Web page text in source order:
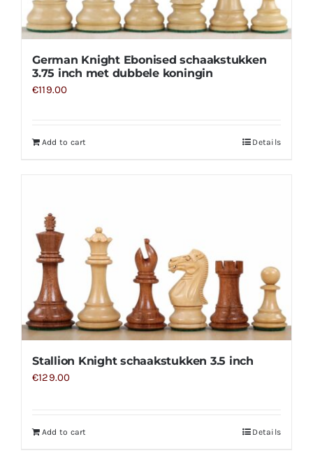
German Knight Ebonised schaakstukken
3.75 inch met dubbele koningin
€119.00
Add to cart Details
Stallion Knight schaakstukken 3.5 inch
€129.00
Add to cart Details